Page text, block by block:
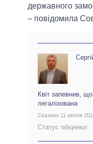
державного
– повідомила
Квіт запевнив,
легалізована
Сказано 11 квітня
Статус обіцянки: